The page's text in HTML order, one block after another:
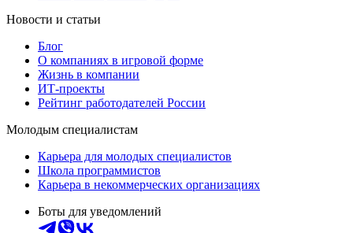
Новости и статьи
Блог
О компаниях в игровой форме
Жизнь в компании
ИТ-проекты
Рейтинг работодателей России
Молодым специалистам
Карьера для молодых специалистов
Школа программистов
Карьера в некоммерческих организациях
Боты для уведомлений